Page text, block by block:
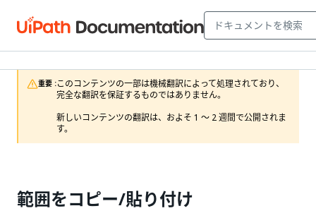
重要 :このコンテンツの一部は機械翻訳によって処理されており、
完全な翻訳を保証するものではありません。
新しいコンテンツの翻訳は、およそ 1 ～ 2 週間で公開されま
す。
範囲をコピー/貼り付け